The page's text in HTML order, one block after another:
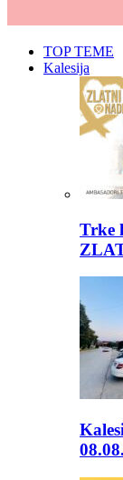
TOP TEME
Kalesija
Trke